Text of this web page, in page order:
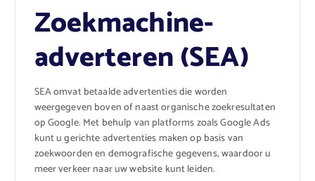
Zoekmachine-
adverteren (SEA)
SEA omvat betaalde advertenties die worden
weergegeven boven of naast organische zoekresultaten
op Google. Met behulp van platforms zoals Google Ads
kunt u gerichte advertenties maken op basis van
zoekwoorden en demografische gegevens, waardoor u
meer verkeer naar uw website kunt leiden.